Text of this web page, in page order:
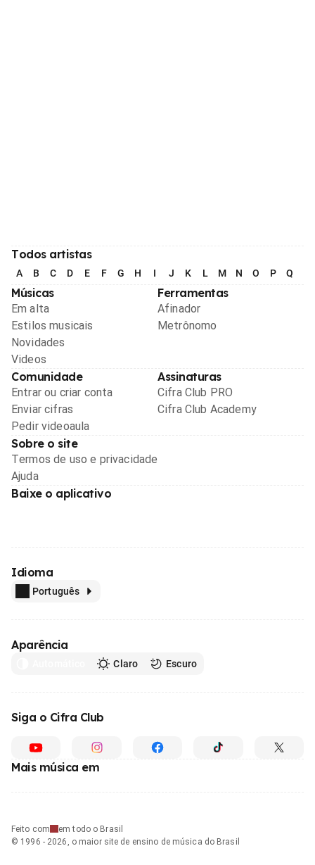
Todos artistas
A B C D E F G H I J K L M N O P Q
Músicas
Em alta
Estilos musicais
Novidades
Videos
Ferramentas
Afinador
Metrônomo
Comunidade
Entrar ou criar conta
Enviar cifras
Pedir videoaula
Assinaturas
Cifra Club PRO
Cifra Club Academy
Sobre o site
Termos de uso e privacidade
Ajuda
Baixe o aplicativo
Idioma
Português
Aparência
Claro Escuro
Siga o Cifra Club
Mais música em
Feito com
em todo o Brasil
© 1996 - 2026, o maior site de ensino de música do Brasil